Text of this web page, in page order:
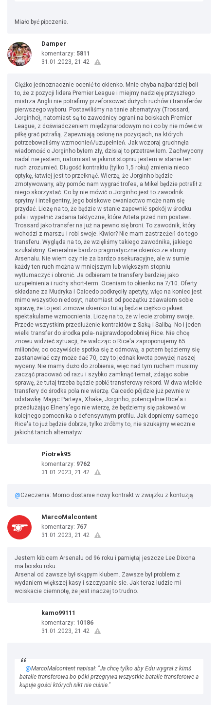
Miało być pipczenie.
Damper
komentarzy: 5811
31.01.2023, 21:42
Ciężko jednoznacznie ocenić to okienko. Mnie chyba najbardziej boli
to, że z pozycji lidera Premier League i miejmy nadzieję przyszłego
mistrza Anglii nie potrafimy przeforsować dużych ruchów i transferów
pierwszego wyboru. Postawiliśmy na tanie alternatywy (Trossard,
Jorginho), natomiast są to zawodnicy ograni na boiskach Premier
League, z doświadczeniem międzynarodowym no i co by nie mówić w
piłkę grać potrafią. Zapewniają osłonę na pozycjach, na których
potrzebowaliśmy wzmocnień/uzupełnień. Jak wczoraj gruchnęła
wiadomość o Jorginho byłem zły, dzisiaj to przetrawiłem. Zachwycony
nadal nie jestem, natomiast w jakimś stopniu jestem w stanie ten
ruch zrozumieć. Długość kontraktu (tylko 1,5 roku) zmienia nieco
optykę, łatwiej jest to przełknąć. Wierzę, że Jorginho będzie
zmotywowany, aby pomóc nam wygrać trofea, a Mikel będzie potrafił z
niego skorzystać. Co by nie mówić o Jorginho jest to zawodnik
sprytny i inteligentny, jego boiskowe cwaniactwo może nam się
przydać. Liczę na to, że będzie w stanie zapewnić spokój w środku
pola i wypełnić zadania taktyczne, które Arteta przed nim postawi.
Trossard jako transfer na już na pewno się broni. To zawodnik, który
wchodzi z marszu i robi swoje. Kiwior? Nie mam zastrzeżeń do tego
transferu. Wygląda na to, że wzięliśmy takiego zawodnika, jakiego
szukaliśmy. Generalnie bardzo pragmatyczne okienko ze strony
Arsenalu. Nie wiem czy nie za bardzo asekuracyjne, ale w sumie
każdy ten ruch można w mniejszym lub większym stopniu
wytłumaczyć i obronić. Ja odbieram te transfery bardziej jako
uzupełnienia i ruchy short-term. Oceniam to okienko na 7/10. Oferty
składane za Mudryka i Caicedo podkręciły apetyty, więc na koniec jest
mimo wszystko niedosyt, natomiast od początku zdawałem sobie
sprawę, że to jest zimowe okienko i tutaj będzie ciężko o jakieś
spektakularne wzmocnienia. Liczę na to, że w lecie zrobimy swoje.
Przede wszystkim przedłużenie kontraktów z Saką i Salibą. No i jeden
wielki transfer do środka pola- najprawdopodobniej Rice. Nie chcę
znowu widzieć sytuacji, że walcząc o Rice'a zaproponujemy 65
milionów, co oczywiście spotka się z odmową, a potem będziemy się
zastanawiać czy może dać 70, czy to jednak kwota powyżej naszej
wyceny. Nie mamy dużo do zrobienia, więc nad tym ruchem musimy
zacząć pracować od razu i szybko zamknąć temat, zdając sobie
sprawę, że tutaj trzeba będzie pobić transferowy rekord. W dwa wielkie
transfery do środka pola nie wierzę. Caicedo pójdzie już pewnie w
odstawkę. Mając Parteya, Xhake, Jorginho, potencjalnie Rice'a i
przedłużając Elneny'ego nie wierzę, że będziemy się pakować w
kolejnego pomocnika o defensywnym profilu. Jak dopniemy samego
Rice'a to już będzie dobrze, tylko zróbmy to, nie szukajmy wiecznie
jakichś tanich alternatyw.
Piotrek95
komentarzy: 9762
31.01.2023, 21:42
@Czeczenia: Momo dostanie nowy kontrakt w związku z kontuzją
MarcoMalcontent
komentarzy: 767
31.01.2023, 21:42
Jestem kibicem Arsenalu od 96 roku i pamiętaj jeszcze Lee Dixona
ma boisku roku.
Arsenal od zawsze był skąpym klubem. Zawsze był problem z
wydaniem większej kasy i szczypanie sie. Jak teraz ludzie mi
wciskacie ciemnotę, że jest inaczej to trudno.
kamo99111
komentarzy: 10186
31.01.2023, 21:42
@MarcoMalcontent napisał: "Ja chcę tylko aby Edu wygrał z kimś
batalie transferowa bo póki przegrywa wszystkie batalie transferowe a
kupuje gości których nikt nie ciśnie."